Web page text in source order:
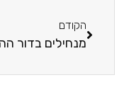
הקודם